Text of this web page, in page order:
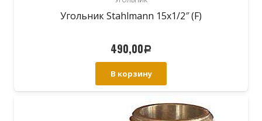
Угольник Stahlmann 15х1/2″ (F)
490,00Р
В корзину